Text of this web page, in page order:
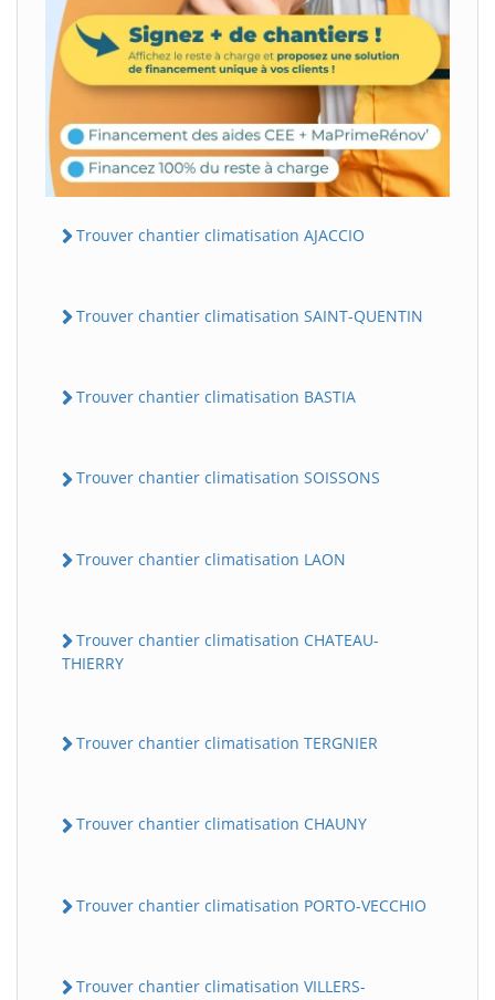
Trouver chantier climatisation AJACCIO
Trouver chantier climatisation SAINT-QUENTIN
Trouver chantier climatisation BASTIA
Trouver chantier climatisation SOISSONS
Trouver chantier climatisation LAON
Trouver chantier climatisation CHATEAU-
THIERRY
Trouver chantier climatisation TERGNIER
Trouver chantier climatisation CHAUNY
Trouver chantier climatisation PORTO-VECCHIO
Trouver chantier climatisation VILLERS-